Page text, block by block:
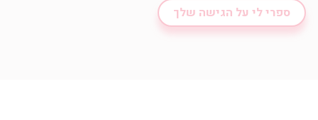
ספרי לי על הגישה שלך